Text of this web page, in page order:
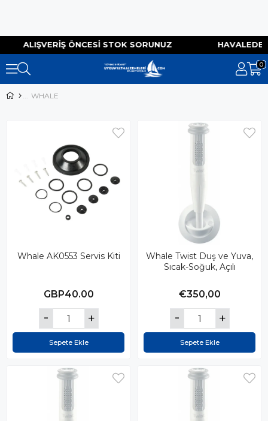
ALIŞVERIŞ ÖNCESI STOK SORUNUZ
0
WHALE
Whale AK0553 Servis Kiti
GBP40.00
Sepete Ekle
Whale Twist Duş ve Yuva,
Sıcak-Soğuk, Açılı
€350,00
Sepete Ekle